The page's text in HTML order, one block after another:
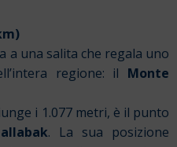
a una salita che regala uno
regione: il Monte
i 1.077 metri, è il punto
. La sua posizione